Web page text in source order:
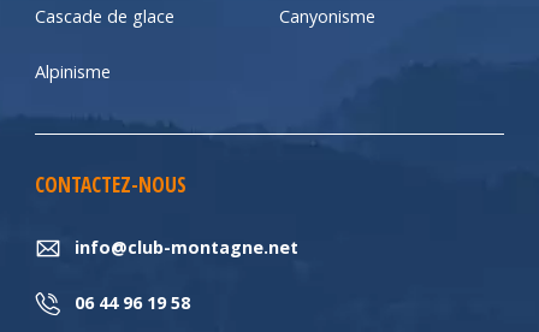
Cascade de glace Canyonisme
Alpinisme
CONTACTEZ-NOUS
info@club-montagne.net
06 44 96 19 58